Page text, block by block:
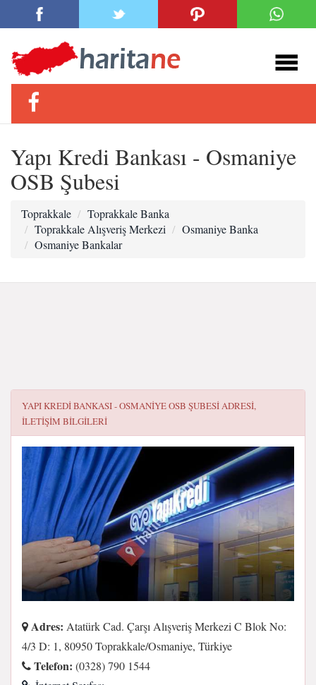
Yapı Kredi Bankası - Osmaniye
OSB Şubesi
Toprakkale
Toprakkale Banka
Toprakkale Alışveriş Merkezi
Osmaniye Banka
Osmaniye Bankalar
YAPI KREDI BANKASI - OSMANIYE OSB ŞUBESIADRESI,
ILETIŞIM BILGILERI
Adres: Atatürk Cad. Çarşı Alışveriş Merkezi C Blok No:
4/3 D: 1, 80950 Toprakkale/Osmaniye, Türkiye
Telefon: (0328) 790 1544